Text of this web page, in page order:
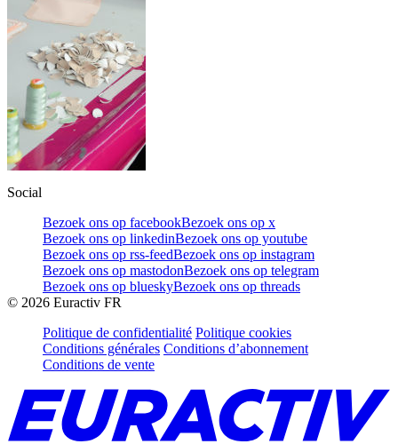
Social
Bezoek ons op facebookBezoek ons op x
Bezoek ons op linkedinBezoek ons op youtube
Bezoek ons op rss-feedBezoek ons op instagram
Bezoek ons op mastodonBezoek ons op telegram
Bezoek ons op blueskyBezoek ons op threads
© 2026 Euractiv FR
Politique de confidentialité Politique cookies
Conditions générales Conditions d’abonnement
Conditions de vente